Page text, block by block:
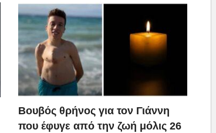
Βουβός θρήνος για τον Γιάννη
που έφυγε από την ζωή μόλις 26